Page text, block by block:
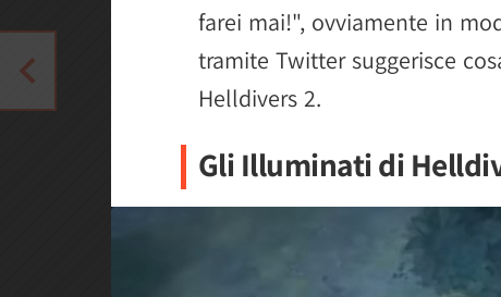
farei mai!", ovviamente in
tramite Twitter suggerisce
Helldivers 2.
Gli Illuminati di